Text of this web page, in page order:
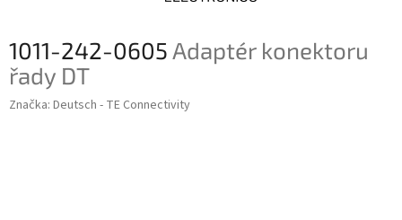
1011-242-0605Adaptér konektoru
řady DT
Značka: Deutsch - TE Connectivity